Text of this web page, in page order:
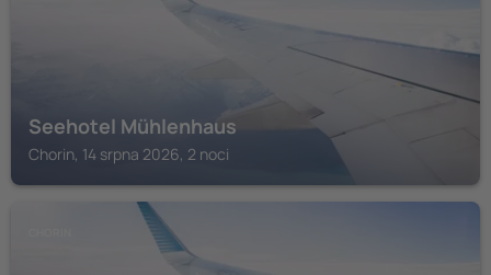
Seehotel Mühlenhaus
Chorin, 14 srpna 2026, 2 noci